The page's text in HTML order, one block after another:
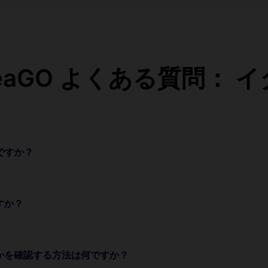
よくある質問： イ
すか？
？
確認する方法は何ですか？